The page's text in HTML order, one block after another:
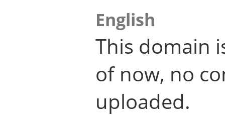
English
This domain
of now, no
uploaded.